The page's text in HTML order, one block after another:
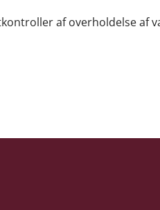
af overholdelse af